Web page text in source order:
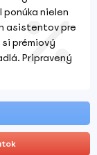
nielen
asistentov pre
prémiový
Pripravený